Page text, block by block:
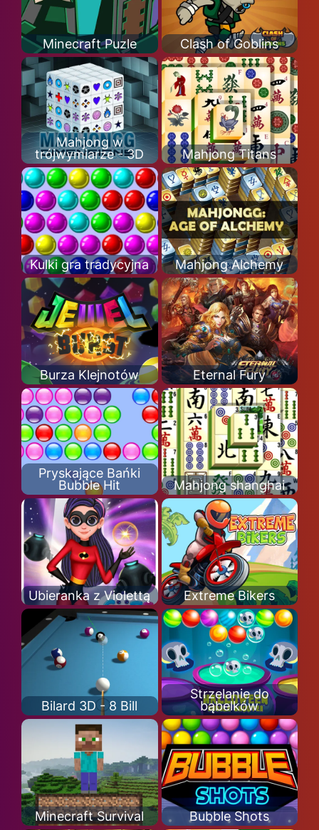
Minecraft Puzle Clash of Goblins
Mahjong w
trójwymiarze - 3D
Mahjong Titans
Kulki gra tradycyjna Mahjong Alchemy
Burza Klejnotów Eternal Fury
Pryskające Bańki
Bubble Hit
Mahjong shanghai
Ubieranka z Violettą Extreme Bikers
Bilard 3D - 8 Bill
Strzelanie do
bąbelków
Minecraft Survival Bubble Shots